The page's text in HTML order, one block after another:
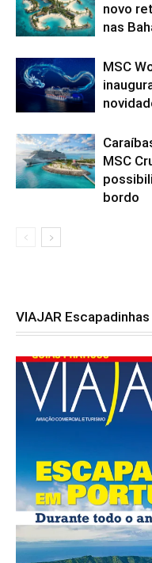
novo
nas
MSC
MSC
bordo
VIAJAR